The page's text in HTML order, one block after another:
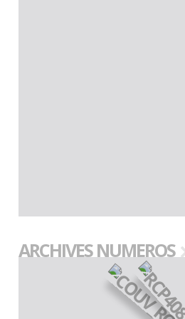
ARCHIVES NUMEROS